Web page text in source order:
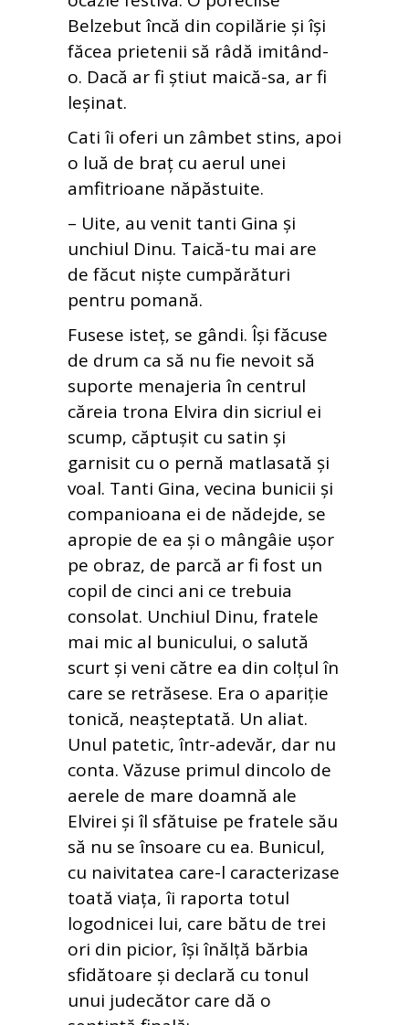
Belzebut încă din copilărie și își
făcea prietenii să râdă imitând-
o. Dacă ar fi știut maică-sa, ar fi
leșinat.
Cati îi oferi un zâmbet stins, apoi
o luă de braț cu aerul unei
amfitrioane năpăstuite.
– Uite, au venit tanti Gina și
unchiul Dinu. Taică-tu mai are
de făcut niște cumpărături
pentru pomană.
Fusese isteț, se gândi. Își făcuse
de drum ca să nu fie nevoit să
suporte menajeria în centrul
căreia trona Elvira din sicriul ei
scump, căptușit cu satin și
garnisit cu o pernă matlasată și
voal. Tanti Gina, vecina bunicii și
companioana ei de nădejde, se
apropie de ea și o mângâie ușor
pe obraz, de parcă ar fi fost un
copil de cinci ani ce trebuia
consolat. Unchiul Dinu, fratele
mai mic al bunicului, o salută
scurt și veni către ea din colțul în
care se retrăsese. Era o apariție
tonică, neașteptată. Un aliat.
Unul patetic, într-adevăr, dar nu
conta. Văzuse primul dincolo de
aerele de mare doamnă ale
Elvirei și îl sfătuise pe fratele său
să nu se însoare cu ea. Bunicul,
cu naivitatea care-l caracterizase
toată viața, îi raporta totul
logodnicei lui, care bătu de trei
ori din picior, își înălță bărbia
sfidătoare și declară cu tonul
unui judecător care dă o